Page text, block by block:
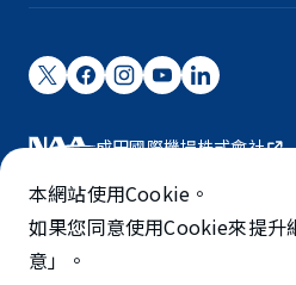
成田國際機場株式會社
成田國際機場由NAA營運。
©NARITA INTERNATIONAL AIRPORT
本網站使用Cookie。
如果您同意使用Cookie來提升
意」。